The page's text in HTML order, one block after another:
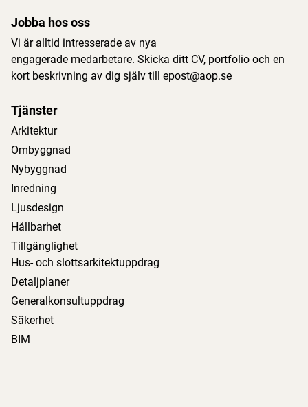
Jobba hos oss
Vi är alltid intresserade av nya
engagerade medarbetare. Skicka ditt CV, portfolio och en
kort beskrivning av dig själv till epost@aop.se
Tjänster
Arkitektur
Ombyggnad
Nybyggnad
Inredning
Ljusdesign
Hållbarhet
Tillgänglighet
Hus- och slottsarkitektuppdrag
Detaljplaner
Generalkonsultuppdrag
Säkerhet
BIM